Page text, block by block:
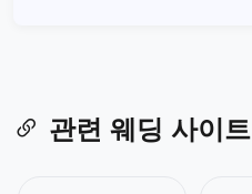
관련 웨딩 사이트